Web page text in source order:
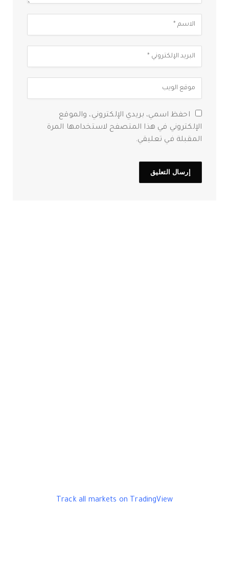
احفظ اسمي، بريدي الإلكتروني، والموقع
الإلكتروني في هذا المتصفح لاستخدامها المرة
المقبلة في تعليقي.
Track all markets on TradingView